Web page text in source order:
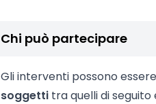
Chi può partecipare
Gli interventi possono
soggetti tra quelli di seguito